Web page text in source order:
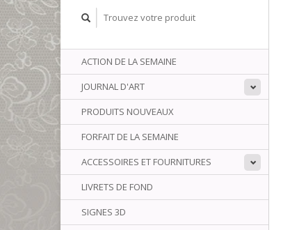
ACTION DE LA SEMAINE
JOURNAL D'ART
PRODUITS NOUVEAUX
FORFAIT DE LA SEMAINE
ACCESSOIRES ET FOURNITURES
LIVRETS DE FOND
SIGNES 3D